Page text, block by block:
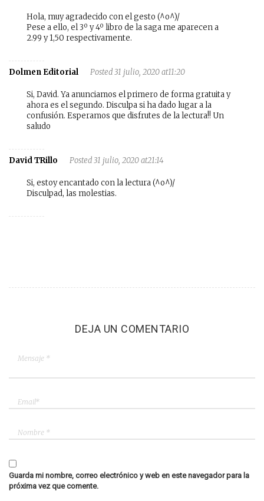
Hola, muy agradecido con el gesto (^o^)/
Pese a ello, el 3º y 4º libro de la saga me aparecen a
2.99 y 1,50 respectivamente.
Dolmen Editorial Posted 31 julio, 2020 at11:20
Si, David. Ya anunciamos el primero de forma gratuita y
ahora es el segundo. Disculpa si ha dado lugar a la
confusión. Esperamos que disfrutes de la lectura!! Un
saludo
David TRillo Posted 31 julio, 2020 at21:14
Si, estoy encantado con la lectura (^o^)/
Disculpad, las molestias.
DEJA UN COMENTARIO
Guarda mi nombre, correo electrónico y web en este navegador para la
próxima vez que comente.